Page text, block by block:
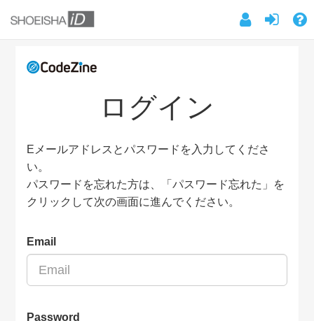
ログイン
Eメールアドレスとパスワードを入力してくださ
い。
パスワードを忘れた方は、「パスワード忘れた」を
クリックして次の画面に進んでください。
Email
Password